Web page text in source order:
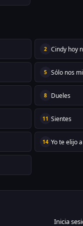
2 Cindy hoy
5 Sólo nos
8 Dueles
11 Sientes
14 Yo te elijo
Inicia